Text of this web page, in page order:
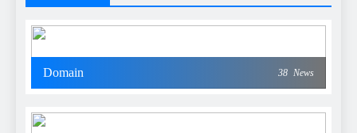
Domain 38 News